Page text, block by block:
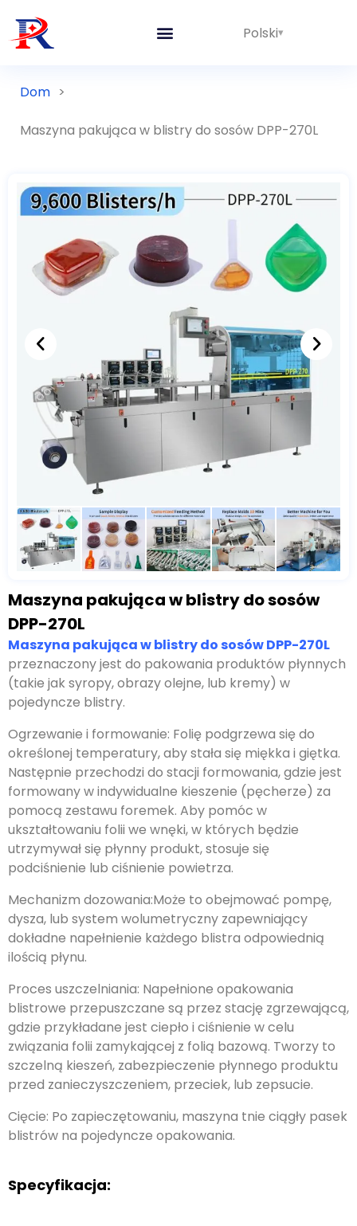
Polski
Dom >
Maszyna pakująca w blistry do sosów DPP-270L
Maszyna pakująca w blistry do sosów
DPP-270L
Maszyna pakująca w blistry do sosów DPP-270L
przeznaczony jest do pakowania produktów płynnych
(takie jak syropy, obrazy olejne, lub kremy) w
pojedyncze blistry.
Ogrzewanie i formowanie: Folię podgrzewa się do
określonej temperatury, aby stała się miękka i giętka.
Następnie przechodzi do stacji formowania, gdzie jest
formowany w indywidualne kieszenie (pęcherze) za
pomocą zestawu foremek. Aby pomóc w
ukształtowaniu folii we wnęki, w których będzie
utrzymywał się płynny produkt, stosuje się
podciśnienie lub ciśnienie powietrza.
Mechanizm dozowania:Może to obejmować pompę,
dysza, lub system wolumetryczny zapewniający
dokładne napełnienie każdego blistra odpowiednią
ilością płynu.
Proces uszczelniania: Napełnione opakowania
blistrowe przepuszczane są przez stację zgrzewającą,
gdzie przykładane jest ciepło i ciśnienie w celu
związania folii zamykającej z folią bazową. Tworzy to
szczelną kieszeń, zabezpieczenie płynnego produktu
przed zanieczyszczeniem, przeciek, lub zepsucie.
Cięcie: Po zapieczętowaniu, maszyna tnie ciągły pasek
blistrów na pojedyncze opakowania.
Specyfikacja: